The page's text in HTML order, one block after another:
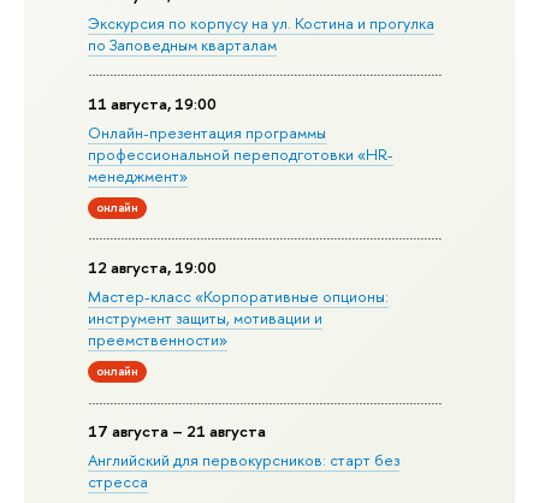
Экскурсия по корпусу на ул. Костина и прогулка
по Заповедным кварталам
11 августа, 19:00
Онлайн-презентация программы
профессиональной переподготовки «HR-
менеджмент»
онлайн
12 августа, 19:00
Мастер-класс «Корпоративные опционы:
инструмент защиты, мотивации и
преемственности»
онлайн
17 августа – 21 августа
Английский для первокурсников: старт без
стресса